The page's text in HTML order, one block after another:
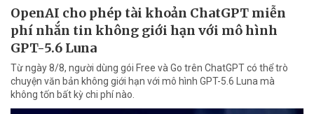
OpenAI cho phép tài khoản ChatGPT miễn
phí nhắn tin không giới hạn với mô hình
GPT-5.6 Luna
Từ ngày 8/8, người dùng gói Free và Go trên ChatGPT có thể trò
chuyện văn bản không giới hạn với mô hình GPT-5.6 Luna mà
không tốn bất kỳ chi phí nào.